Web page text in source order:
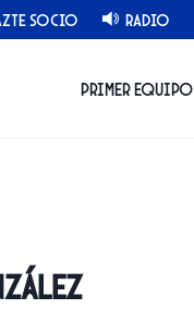
Socio Radio
Primer equipo